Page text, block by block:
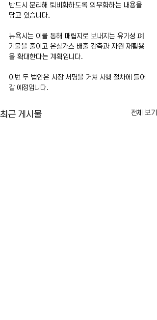
반드시 분리해 퇴비화하도록 의무화하는 내용을
담고 있습니다.
뉴욕시는 이를 통해 매립지로 보내지는 유기성 폐
기물을 줄이고 온실가스 배출 감축과 자원 재활용
을 확대한다는 계획입니다.
이번 두 법안은 시장 서명을 거쳐 시행 절차에 들어
갈 예정입니다.
최근 게시물 전체 보기